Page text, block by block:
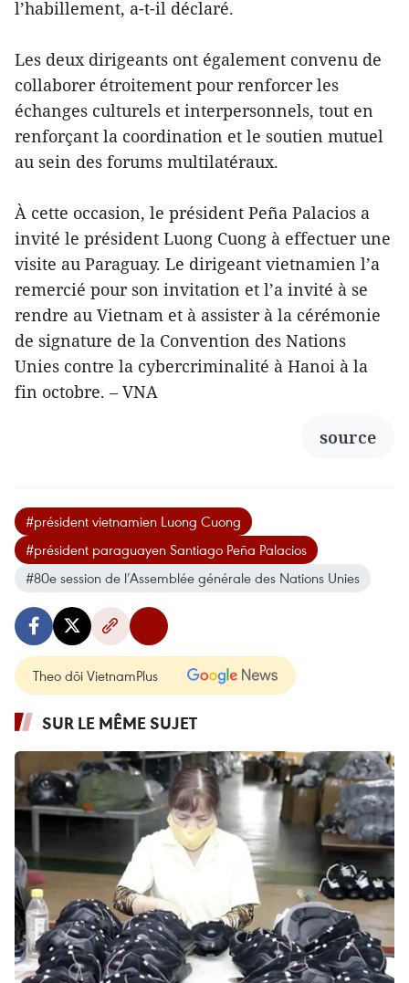
l’habillement, a-t-il déclaré.
Les deux dirigeants ont également convenu de
collaborer étroitement pour renforcer les
échanges culturels et interpersonnels, tout en
renforçant la coordination et le soutien mutuel
au sein des forums multilatéraux.
À cette occasion, le président Peña Palacios a
invité le président Luong Cuong à effectuer une
visite au Paraguay. Le dirigeant vietnamien l’a
remercié pour son invitation et l’a invité à se
rendre au Vietnam et à assister à la cérémonie
de signature de la Convention des Nations
Unies contre la cybercriminalité à Hanoi à la
fin octobre. – VNA
source
#président vietnamien Luong Cuong
#président paraguayen Santiago Peña Palacios
#80e session de l’Assemblée générale des Nations Unies
Theo dõi VietnamPlus
SUR LE MÊME SUJET